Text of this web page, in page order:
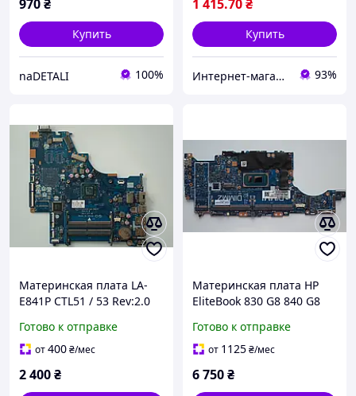
970₴
Купить
naDETALI 100%
1 415.70₴
Купить
Интернет-магазин " Правильный Выбор " 93%
Материнская плата LA-
E841P CTL51 / 53 Rev:2.0
AM9420YN23AC для HP
255 G6, HP 250 G6, 15-bw,
Готово к отправке
от400₴/мес
2 400₴
Материнская плата HP
EliteBook 830 G8 840 G8
6050A3217501-MB-A01, i7-
1185G7 SRK1F, 2x DDR4
Готово к отправке
от 1125₴/мес
6 750₴